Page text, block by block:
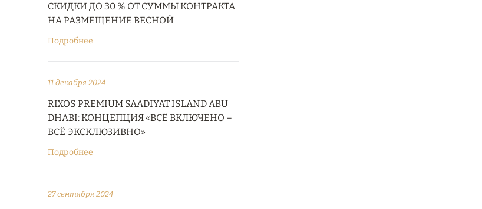
СКИДКИ ДО 30 % ОТ СУММЫ КОНТРАКТА
НА РАЗМЕЩЕНИЕ ВЕСНОЙ
Подробнее
11 декабря 2024
RIXOS PREMIUM SAADIYAT ISLAND ABU
DHABI: КОНЦЕПЦИЯ «ВСЁ ВКЛЮЧЕНО –
ВСЁ ЭКСКЛЮЗИВНО»
Подробнее
27 сентября 2024